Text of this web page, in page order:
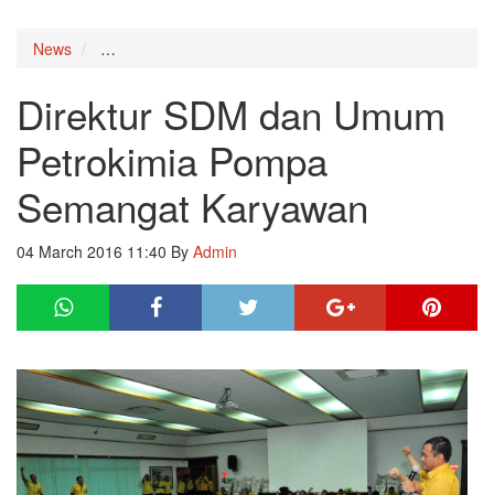
News
Direktur SDM dan Umum
Petrokimia Pompa
Semangat Karyawan
04 March 2016 11:40 By Admin